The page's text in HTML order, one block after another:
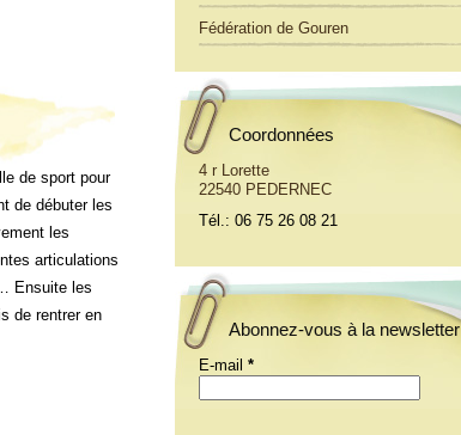
de sport pour
de débuter les
les
articulations
Ensuite les
de rentrer en
Fédération de Gouren
Coordonnées
4 r Lorette
22540 PEDERNEC
Tél.: 06 75 26 08 21
Abonnez-vous à la newsletter
E-mail *